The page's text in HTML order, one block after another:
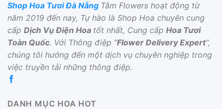
Shop Hoa Tươi Đà Nẵng Tâm Flowers hoạt động từ
năm 2019 đến nay, Tự hào là Shop Hoa chuyên cung
cấp Dịch Vụ Điện Hoa tốt nhất, Cung cấp Hoa Tươi
Toàn Quốc. Với Thông điệp “Flower Delivery Expert“,
chúng tôi hướng đến một dịch vụ chuyên nghiệp trong
việc truyền tải những thông điệp.
DANH MỤC HOA HOT